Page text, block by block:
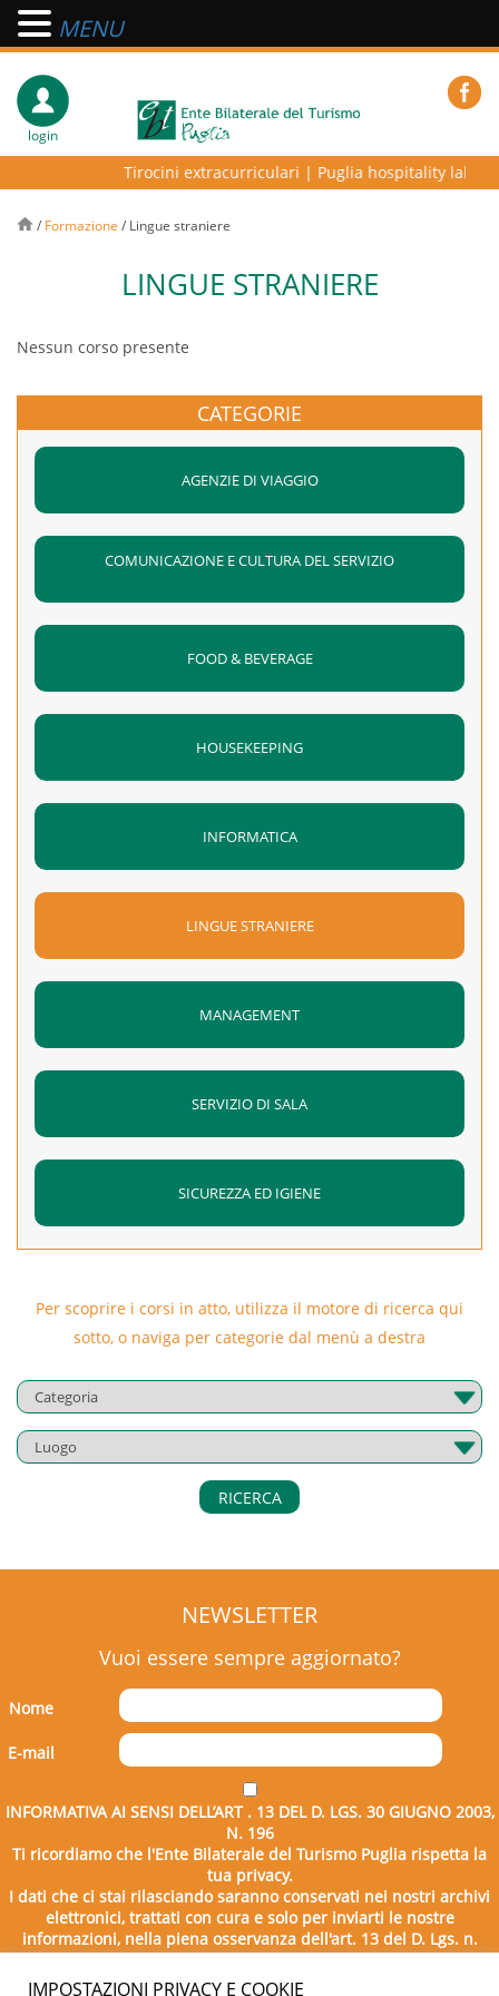
login
Tirocini extracurriculari|Puglia hospitality lab –
/ Formazione / Lingue straniere
LINGUE STRANIERE
Nessun corso presente
CATEGORIE
AGENZIE DI VIAGGIO
COMUNICAZIONE E CULTURA DEL SERVIZIO
FOOD & BEVERAGE
HOUSEKEEPING
INFORMATICA
LINGUE STRANIERE
MANAGEMENT
SERVIZIO DI SALA
SICUREZZA ED IGIENE
Per scoprire i corsi in atto, utilizza il motore di ricerca qui
sotto, o naviga per categorie dal menù a destra
RICERCA
NEWSLETTER
Vuoi essere sempre aggiornato?
Nome
E-mail
INFORMATIVA AI SENSI DELL’ART . 13 DEL D. LGS. 30 GIUGNO 2003,
N. 196
Ti ricordiamo che l'Ente Bilaterale del Turismo Puglia rispetta la
tua privacy.
I dati che ci stai rilasciando saranno conservati nei nostri archivi
elettronici, trattati con cura e solo per inviarti le nostre
informazioni, nella piena osservanza dell'art. 13 del D. Lgs. n.
196/2003.
IMPOSTAZIONI PRIVACY E COOKIE
MENU